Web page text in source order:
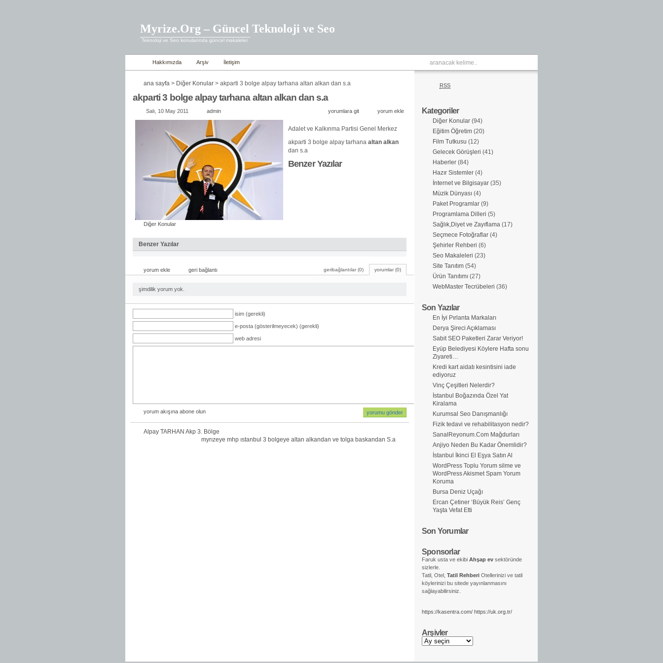
Myrize.Org – Güncel Teknoloji ve Seo
Teknoloji ve Seo konularında güncel makaleler.
Hakkımızda Arşiv İletişim
ana sayfa > Diğer Konular > akparti 3 bolge alpay tarhana altan alkan dan s.a
akparti 3 bolge alpay tarhana altan alkan dan s.a
Salı, 10 May 2011 admin yorum ekle
yorumlara git
Adalet ve Kalkınma Partisi Genel Merkez
akparti 3 bolge alpay tarhana altan alkan
dan s.a
Benzer Yazılar
Diğer Konular
Benzer Yazılar
yorumlar (0)
geribağlantılar (0)
yorum ekle geri bağlantı
şimdilik yorum yok.
isim (gerekli)
e-posta (gösterilmeyecek) (gerekli)
web adresi
yorum akışına abone olun
Alpay TARHAN Akp 3. Bölge
myrızeye mhp ıstanbul 3 bolgeye altan alkandan ve tolga baskandan S.a
RSS
Kategoriler
Diğer Konular (94)
Eğitim Öğretim (20)
Film Tutkusu (12)
Gelecek Görüşleri (41)
Haberler (84)
Hazır Sistemler (4)
İnternet ve Bilgisayar (35)
Müzik Dünyası (4)
Paket Programlar (9)
Programlama Dilleri (5)
Sağlık,Diyet ve Zayıflama (17)
Seçmece Fotoğraflar (4)
Şehirler Rehberi (6)
Seo Makaleleri (23)
Site Tanıtım (54)
Ürün Tanıtımı (27)
WebMaster Tecrübeleri (36)
Son Yazılar
En İyi Pırlanta Markaları
Derya Şireci Açıklaması
Sabit SEO Paketleri Zarar Veriyor!
Eyüp Belediyesi Köylere Hafta sonu
Ziyareti…
Kredi kart aidatı kesintisini iade
ediyoruz
Vinç Çeşitleri Nelerdir?
İstanbul Boğazında Özel Yat
Kiralama
Kurumsal Seo Danışmanlığı
Fizik tedavi ve rehabilitasyon nedir?
SanalReyonum.Com Mağdurları
Anjiyo Neden Bu Kadar Önemlidir?
İstanbul İkinci El Eşya Satın Al
WordPress Toplu Yorum silme ve
WordPress Akismet Spam Yorum
Koruma
Bursa Deniz Uçağı
Ercan Çetiner ‘Büyük Reis’ Genç
Yaşta Vefat Etti
Son Yorumlar
Sponsorlar
Faruk usta ve ekibi Ahşap ev sektöründe
sizlerle.
Tatil, Otel, Tatil Rehberi Otellerinizi ve tatil
köylerinizi bu sitede yayınlanmasını
sağlayabilirsiniz.
https://kasentra.com/ https://uk.org.tr/
Arşivler
Arşivler